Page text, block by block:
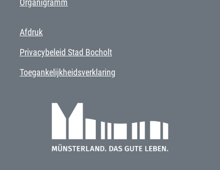
Organigramm
Afdruk
Privacybeleid Stad Bocholt
Toegankelijkheidsverklaring